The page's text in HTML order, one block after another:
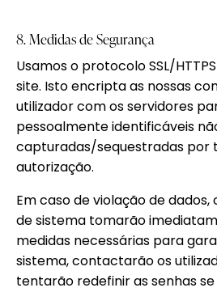
8. Medidas de Segurança
Usamos o protocolo SSL/
site. Isto encripta as nossas
utilizador com os servidores
pessoalmente identificáveis
capturadas/sequestradas por
autorização.
Em caso de violação de
de sistema tomarão
medidas necessárias para
sistema, contactarão os
tentarão redefinir as senhas